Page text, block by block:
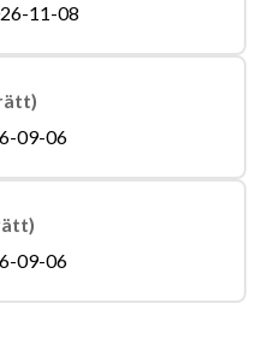
11-08
09-06
09-06